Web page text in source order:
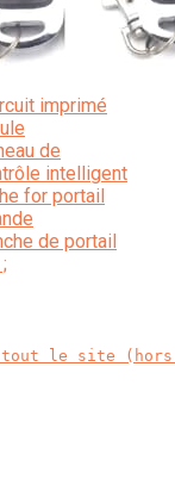
imprimé
de
intelligent
for portail
de portail
le site (hors